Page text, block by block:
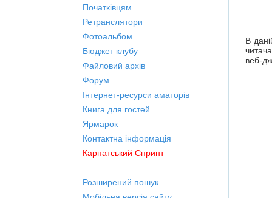
В
веб-
Початківцям
Ретранслятори
Фотоальбом
Бюджет клубу
Файловий архів
Форум
Інтернет-ресурси аматорів
Книга для гостей
Ярмарок
Контактна інформація
Карпатський Спринт
Розширений пошук